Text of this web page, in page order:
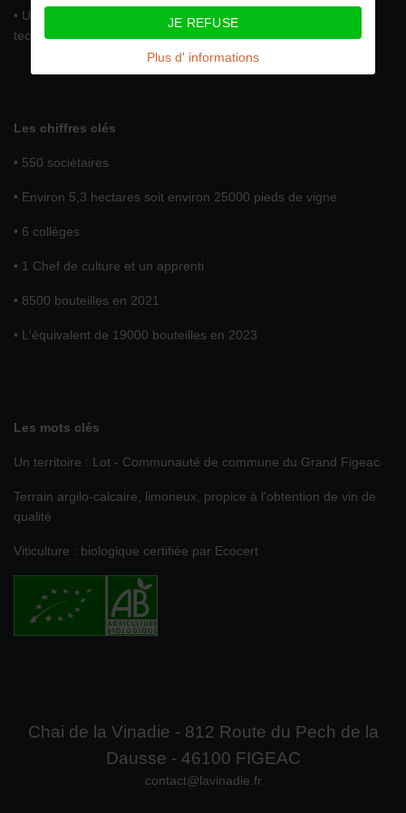
• Un directoire qui met en œuvre la gestion administrative et
technique.
Les chiffres clés
• 550 sociétaires
• Environ 5,3 hectares soit environ 25000 pieds de vigne
• 6 collèges
• 1 Chef de culture et un apprenti
• 8500 bouteilles en 2021
• L'équivalent de 19000 bouteilles en 2023
Les mots clés
Un territoire : Lot - Communauté de commune du Grand Figeac
Terrain argilo-calcaire, limoneux, propice à l'obtention de vin de
qualité
Viticulture : biologique certifiée par Ecocert
Chai de la Vinadie - 812 Route du Pech de la
Dausse - 46100 FIGEAC
contact@lavinadie.fr
JE REFUSE
Plus d' informations